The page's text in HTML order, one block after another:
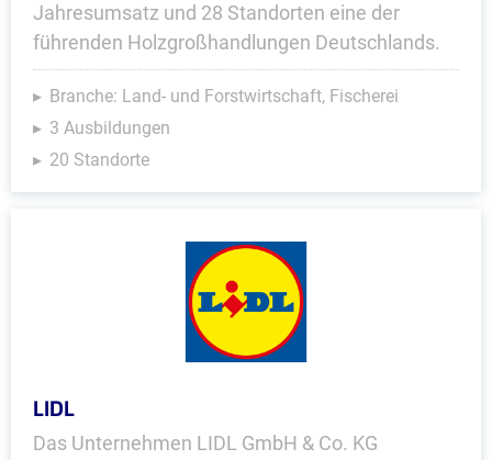
Jahresumsatz und 28 Standorten eine der
führenden Holzgroßhandlungen Deutschlands.
Branche: Land- und Forstwirtschaft, Fischerei
3 Ausbildungen
20 Standorte
LIDL
Das Unternehmen LIDL GmbH & Co. KG